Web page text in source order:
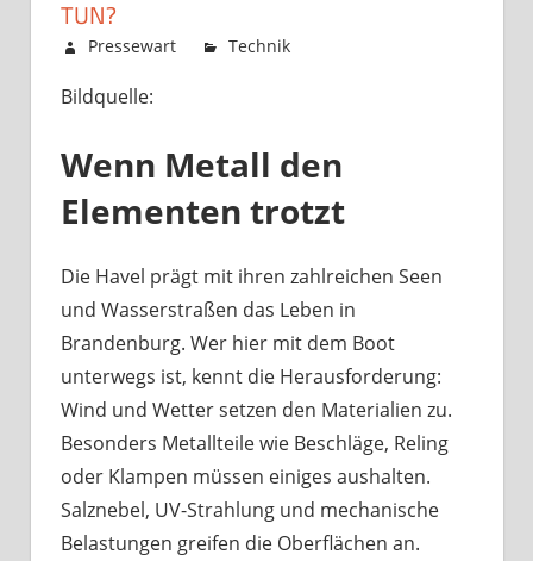
TUN?
Februar 12, 2026
Pressewart Technik
mit
tun?
Bildquelle:
Wenn Metall den
Elementen trotzt
Die Havel prägt mit ihren zahlreichen Seen
und Wasserstraßen das Leben in
Brandenburg. Wer hier mit dem Boot
unterwegs ist, kennt die Herausforderung:
Wind und Wetter setzen den Materialien zu.
Besonders Metallteile wie Beschläge, Reling
oder Klampen müssen einiges aushalten.
Salznebel, UV-Strahlung und mechanische
Belastungen greifen die Oberflächen an.